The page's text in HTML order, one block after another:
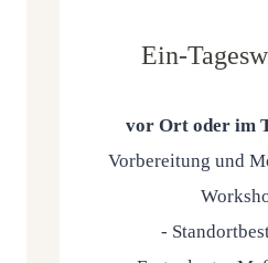
Ein-
vor Ort oder im
Vor­be­rei­tung und
-